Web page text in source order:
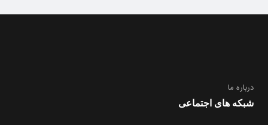
درباره ما
شبکه های اجتماعی